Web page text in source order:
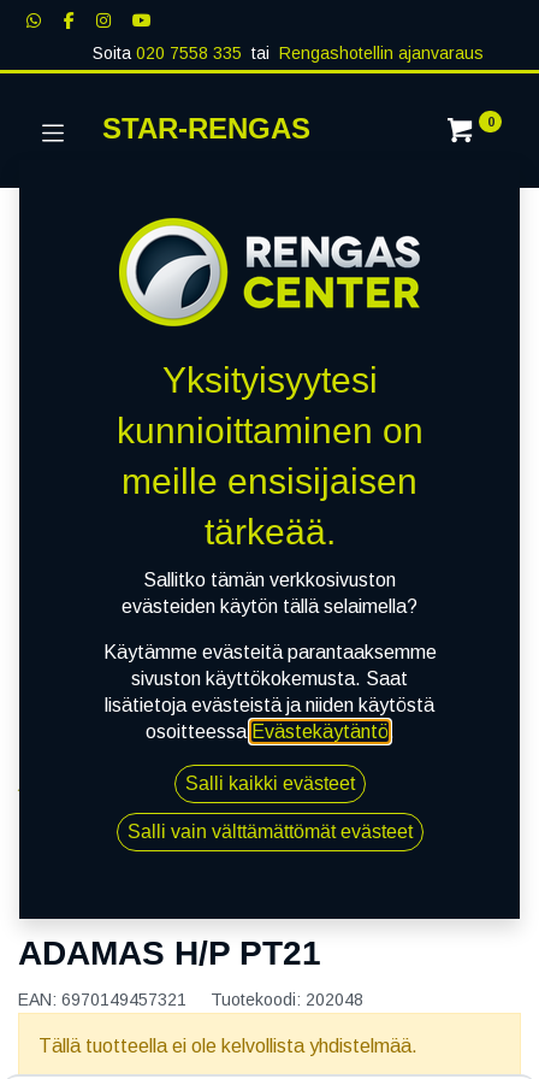
Soita020 7558 335 tai Rengashotellin ajanvaraus
STAR-RENGAS 0
155/80R13 79T POWERTRAC ADAMAS H/P PT21
ADAMAS H/P PT21
EAN: 6970149457321 Tuotekoodi: 202048
Tällä tuotteella ei ole kelvollista yhdistelmää.
Yksityisyytesi
kunnioittaminen on
meille ensisijaisen
tärkeää.
Sallitko tämän verkkosivuston
evästeiden käytön tällä selaimella?
Käytämme evästeitä parantaaksemme
sivuston käyttökokemusta. Saat
lisätietoja evästeistä ja niiden käytöstä
osoitteessa Evästekäytäntö.
Salli kaikki evästeet
Salli vain välttämättömät evästeet